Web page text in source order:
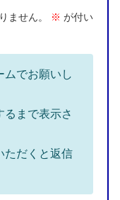
ません。 ※ が付い
ムでお願いし
るまで表示さ
ただくと返信